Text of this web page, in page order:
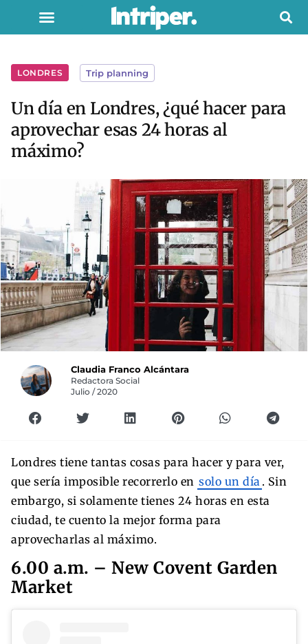
LONDRES Trip planning
Un día en Londres, ¿qué hacer para
aprovechar esas 24 horas al
máximo?
Claudia Franco Alcántara
Redactora Social
Julio / 2020
Londres tiene tantas cosas para hacer y para ver,
que sería imposible recorrerlo en solo un día . Sin
embargo, si solamente tienes 24 horas en esta
ciudad, te cuento la mejor forma para
aprovecharlas al máximo.
6.00 a.m. – New Covent Garden
Market